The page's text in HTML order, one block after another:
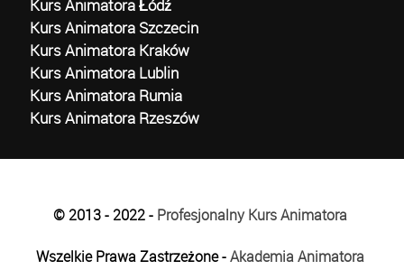
Kurs Animatora Łódź
Kurs Animatora Szczecin
Kurs Animatora Kraków
Kurs Animatora Lublin
Kurs Animatora Rumia
Kurs Animatora Rzeszów
© 2013 - 2022 - Profesjonalny Kurs Animatora
Wszelkie Prawa Zastrzeżone -Akademia Animatora